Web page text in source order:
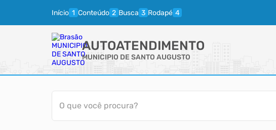
Início Conteúdo Busca Rodapé
AUTOATENDIMENTO
MUNICIPIO DE SANTO AUGUSTO
O que você procura?